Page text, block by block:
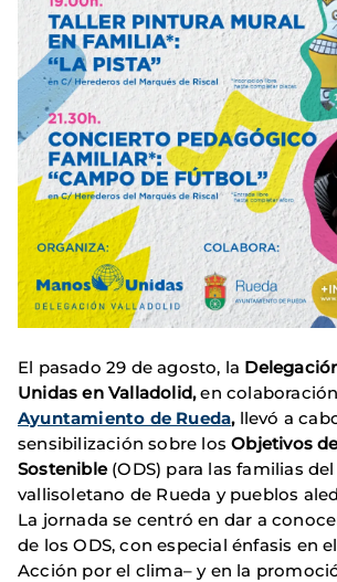
El pasado 29 de agosto, la
Unidas en Valladolid,en
Ayuntamiento de Rueda,llevó a
sensibilización sobre losObjetivos
Sostenible(ODS) para las familias
vallisoletano de Rueda y pueblos
La jornada se centró en dar a
de los ODS, con especial énfasis en
Acción por el clima– y en la